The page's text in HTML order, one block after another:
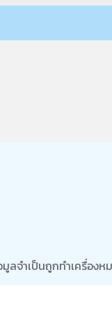
ลจำเป็นถูกทำเครื่องห